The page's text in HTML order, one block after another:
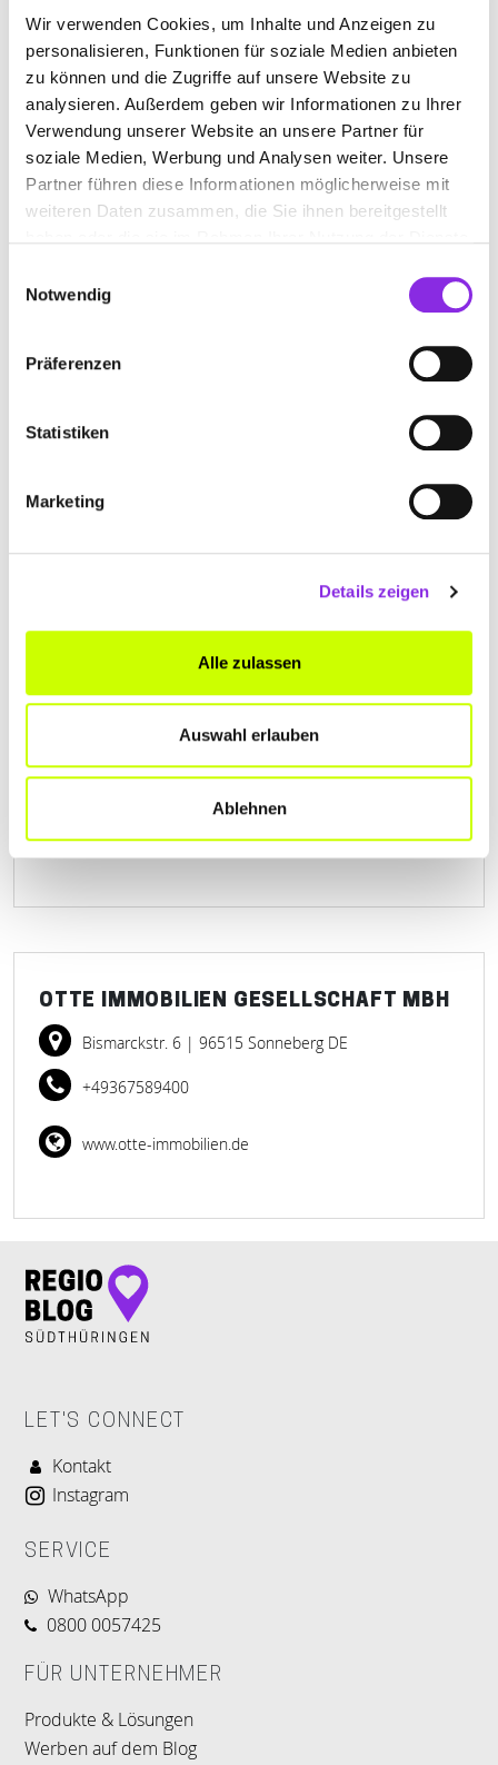
Wir verwenden Cookies, um Inhalte und Anzeigen zu
personalisieren, Funktionen für soziale Medien anbieten
zu können und die Zugriffe auf unsere Website zu
analysieren. Außerdem geben wir Informationen zu Ihrer
Verwendung unserer Website an unsere Partner für
soziale Medien, Werbung und Analysen weiter. Unsere
Partner führen diese Informationen möglicherweise mit
weiteren Daten zusammen, die Sie ihnen bereitgestellt
Notwendig
Präferenzen
Statistiken
Marketing
Details zeigen
Alle zulassen
Auswahl erlauben
Ablehnen
Geschlossen - öffnet morgen um 08:00 Uhr
MÜLLER H. MAKLERBÜRO
+4915156137942
www.immobilien-plus-verwaltung.de
KRECH IMMOBILIEN SERVICE GMBH
Leipziger Straße 71| 98617 Meiningen DE
+493693876262
OTTE IMMOBILIEN GESELLSCHAFT MBH
Bismarckstr. 6 | 96515 Sonneberg DE
+49367589400
www.otte-immobilien.de
LET'S CONNECT
Kontakt
Instagram
SERVICE
WhatsApp
0800 0057425
FÜR UNTERNEHMER
Produkte & Lösungen
Werben auf dem Blog